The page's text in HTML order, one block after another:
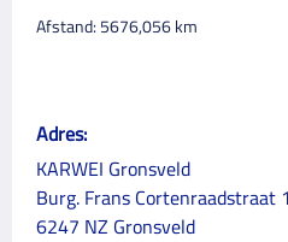
Afstand: 5676,056km
Adres:
KARWEI Gronsveld
Burg. Frans Cortenraadstraat
6247 NZ Gronsveld